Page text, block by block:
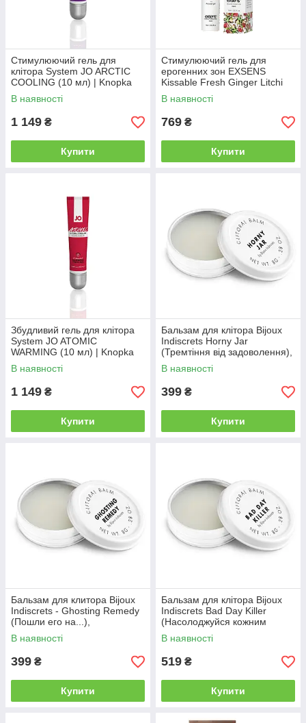
Стимулюючий гель для
клітора System JO ARCTIC
COOLING (10 мл) | Knopka
В наявності
1 149 ₴
Купити
Стимулюючий гель для
ерогенних зон EXSENS
Kissable Fresh Ginger Litchi
15мл | Knopka
В наявності
769 ₴
Купити
Збудливий гель для клітора
System JO ATOMIC
WARMING (10 мл) | Knopka
В наявності
1 149 ₴
Купити
Бальзам для клітора Bijoux
Indiscrets Horny Jar
(Тремтіння від задоволення),
розігріваючий | Knopka
В наявності
399 ₴
Купити
Бальзам для клитора Bijoux
Indiscrets - Ghosting Remedy
(Пошли его на...),
разогревающий | Knopka
В наявності
399 ₴
Купити
Бальзам для клітора Bijoux
Indiscrets Bad Day Killer
(Насолоджуйся кожним
днем), розігріваючий |
Knopka
В наявності
519 ₴
Купити